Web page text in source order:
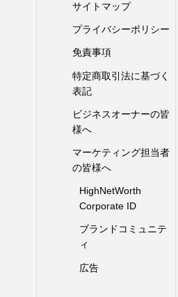
サイトマップ
プライバシーポリシー
免責事項
特定商取引法に基づく
表記
ビジネスオーナーの皆
様へ
マーケティング担当者
の皆様へ
HighNetWorth
Corporate ID
ブランドコミュニテ
ィ
広告